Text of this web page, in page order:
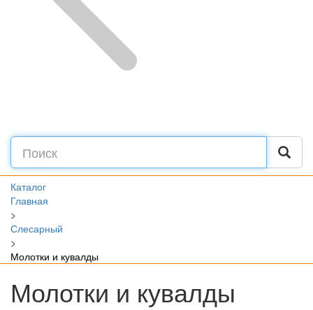
Каталог
Главная
>
Слесарный
>
Молотки и кувалды
Молотки и кувалды